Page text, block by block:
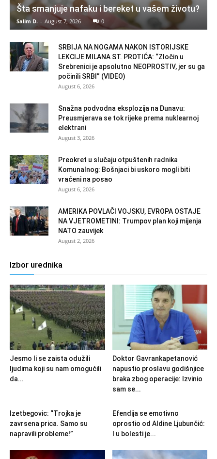
Šta smanjuje nafaku i bereket u vašem životu?
Salim D. - August 7, 2026 0
SRBIJA NA NOGAMA NAKON ISTORIJSKE
LEKCIJE MILANA ST. PROTIĆA: “Zločin u
Srebrenici je apsolutno NEOPROSTIV, jer su ga
počinili SRBI” (VIDEO)
August 6, 2026
Snažna podvodna eksplozija na Dunavu:
Preusmjerava se tok rijeke prema nuklearnoj
elektrani
August 3, 2026
Preokret u slučaju otpuštenih radnika
Komunalnog: Bošnjaci bi uskoro mogli biti
vraćeni na posao
August 6, 2026
AMERIKA POVLAČI VOJSKU, EVROPA OSTAJE
NA VJETROMETINI: Trumpov plan koji mijenja
NATO zauvijek
August 2, 2026
Izbor urednika
Jesmo li se zaista odužili
ljudima koji su nam omogućili
da...
Doktor Gavrankapetanović
napustio proslavu godišnjice
braka zbog operacije: Izvinio
sam se...
Izetbegovic: “Trojka je
zavrsena prica. Samo su
napravili probleme!”
Efendija se emotivno
oprostio od Aldine Ljubunčić:
I u bolesti je...